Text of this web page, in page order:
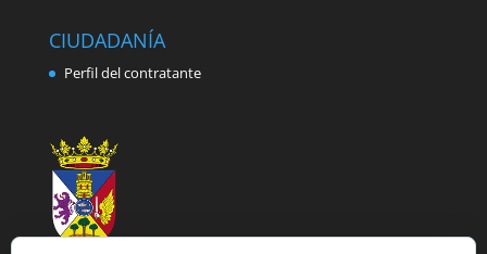
CIUDADANÍA
Perfil del contratante